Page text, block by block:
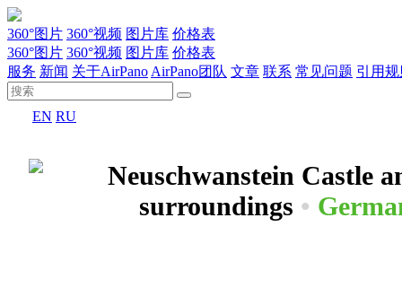
360°图片 360°视频 图片库 价格表
360°图片 360°视频 图片库 价格表
服务 新闻 关于AirPano AirPano团队 文章 联系 常见问题 引用
EN RU
Neuschwanstein Castle
surroundings •